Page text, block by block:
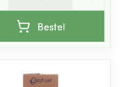
Bestel